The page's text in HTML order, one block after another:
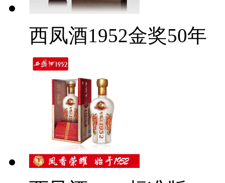
西凤酒1952金奖50年